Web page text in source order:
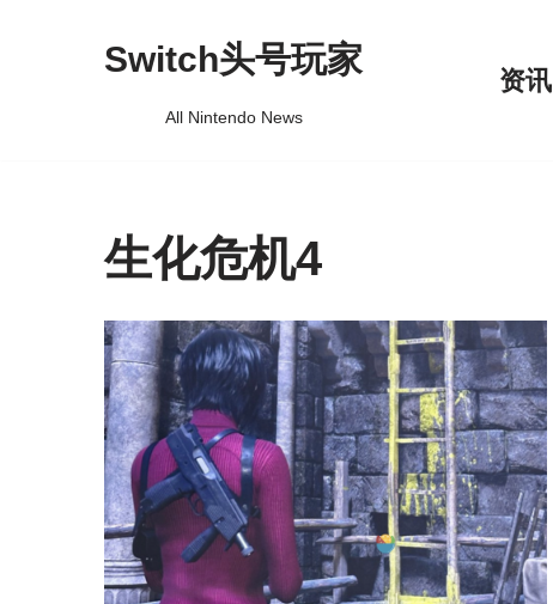
Switch头号玩家
All Nintendo News
资讯
生化危机4